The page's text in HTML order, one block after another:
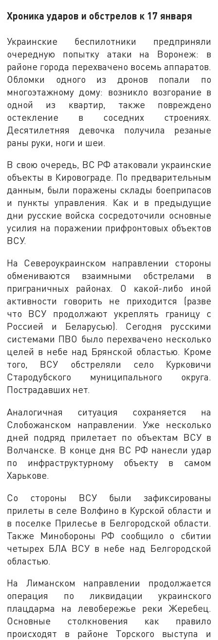
Хроника ударов и обстрелов к 17 января
Украинские беспилотники предприняли
очередную попытку атаки на Воронеж: в
районе города перехвачено восемь аппаратов.
Обломки одного из дронов попали по
многоэтажному дому: возникло возгорание в
одной из квартир, также повреждено
остекление в соседних строениях.
Десятилетняя девочка получила резаные
раны руки, ноги и шеи.
В свою очередь, ВС РФ атаковали украинские
объекты в Кировограде. По предварительным
данным, были поражены склады боеприпасов
и пункты управления. Как и в предыдущие
дни русские войска сосредоточили основные
усилия на поражении прифронтовых объектов
ВСУ.
На Североукраинском направлении стороны
обмениваются взаимными обстрелами в
приграничных районах. О какой-либо иной
активности говорить не приходится (разве
что ВСУ продолжают укреплять границу с
Россией и Беларусью). Сегодня русскими
системами ПВО было перехвачено несколько
целей в небе над Брянской областью. Кроме
того, ВСУ обстреляли село Курковичи
Стародубского муниципального округа.
Пострадавших нет.
Аналогичная ситуация сохраняется на
Слобожанском направлении. Уже несколько
дней подряд прилетает по объектам ВСУ в
Волчанске. В конце дня ВС РФ нанесли удар
по инфраструктурному объекту в самом
Харькове.
Со стороны ВСУ были зафиксированы
прилеты в селе Волфино в Курской области и
в поселке Прилесье в Белгородской области.
Также Минобороны РФ сообщило о сбитии
четырех БЛА ВСУ в небе над Белгородской
областью.
На Лиманском направлении продолжается
операция по ликвидации украинского
плацдарма на левобережье реки Жеребец.
Основные столкновения как правило
происходят в районе Торского выступа и